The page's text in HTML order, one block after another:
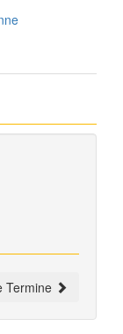
Termine